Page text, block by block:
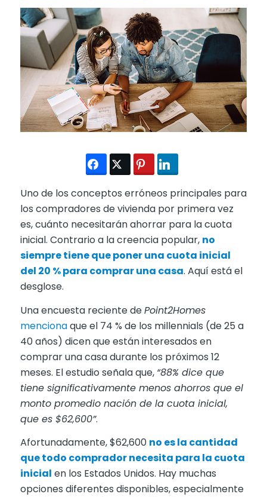
Uno de los conceptos erróneos principales para
los compradores de vivienda por primera vez
es, cuánto necesitarán ahorrar para la cuota
inicial. Contrario a la creencia popular, no
siempre tiene que poner una cuota inicial
del 20 % para comprar una casa. Aquí está el
desglose.
Una encuesta reciente dePoint2Homes
mencionaque el 74 % de los millennials (de 25 a
40 años) dicen que están interesados en
comprar una casa durante los próximos 12
meses. El estudio señala que, “88% dice que
tiene significativamente menos ahorros que el
monto promedio nación de la cuota inicial,
que es $62,600”.
Afortunadamente, $62,600 no es la cantidad
que todo comprador necesita para la cuota
inicial en los Estados Unidos. Hay muchas
opciones diferentes disponibles, especialmente